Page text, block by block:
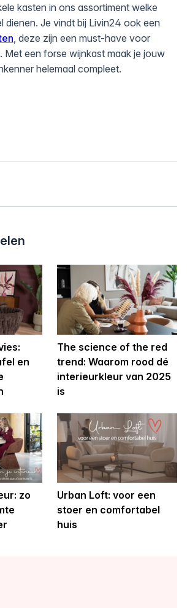
kasten in ons assortiment welke
dienen. Je vindt bij Livin24 ook een
, deze zijn een must-have voor
Met een forse wijnkast maak je jouw
helemaal compleet.
en
The science of the red
trend: Waarom rood dé
interieurkleur van 2025
is
zo
Urban Loft: voor een
stoer en comfortabel
huis